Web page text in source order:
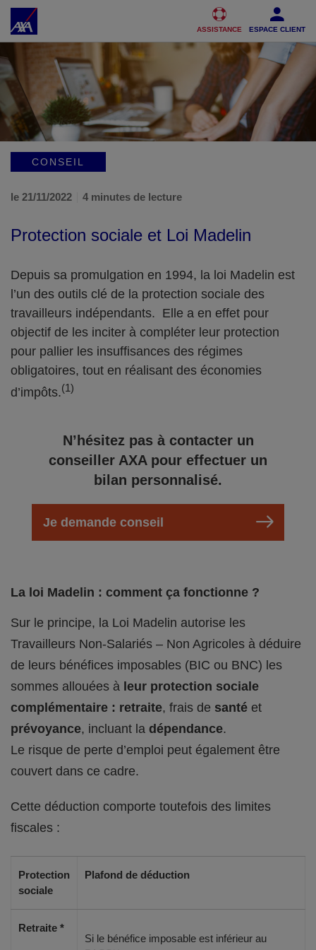
Accéder au Contenu Accéder au Pied de page
ASSISTANCE ESPACE CLIENT
CONSEIL
le 21/11/2022 4 minutes de lecture
Protection sociale et Loi Madelin
Depuis sa promulgation en 1994, la loi Madelin est
l’un des outils clé de la protection sociale des
travailleurs indépendants. Elle a en effet pour
objectif de les inciter à compléter leur protection
pour pallier les insuffisances des régimes
obligatoires, tout en réalisant des économies
d’impôts.(1)
N’hésitez pas à contacter un
conseiller AXA pour effectuer un
bilan personnalisé.
Je demande conseil
La loi Madelin : comment ça fonctionne ?
Sur le principe, la Loi Madelin autorise les
Travailleurs Non-Salariés – Non Agricoles à déduire
de leurs bénéfices imposables (BIC ou BNC) les
sommes allouées à leur protection sociale
complémentaire : retraite, frais de santé et
prévoyance, incluant la dépendance.
Le risque de perte d’emploi peut également être
couvert dans ce cadre.
Cette déduction comporte toutefois des limites
fiscales :
Protection
sociale
Plafond de déduction
Retraite *
Si le bénéfice imposable est inférieur au